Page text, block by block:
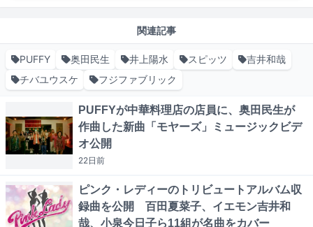
関連記事
PUFFY 奥田民生 井上陽水 スピッツ
吉井和哉
チバユウスケ
フジファブリック
PUFFYが中華料理店の店員に、奥田民生が
作曲した新曲「モヤーズ」ミュージックビデ
オ公開
22日前
ピンク・レディーのトリビュートアルバム収
録曲を公開 百田夏菜子、イエモン吉井和
哉、小泉今日子ら11組が名曲をカバー